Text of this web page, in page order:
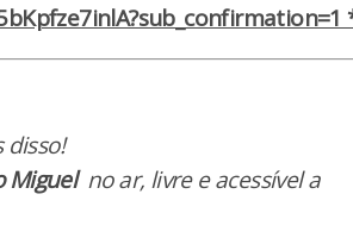
Miguelno ar, livre e acessível a